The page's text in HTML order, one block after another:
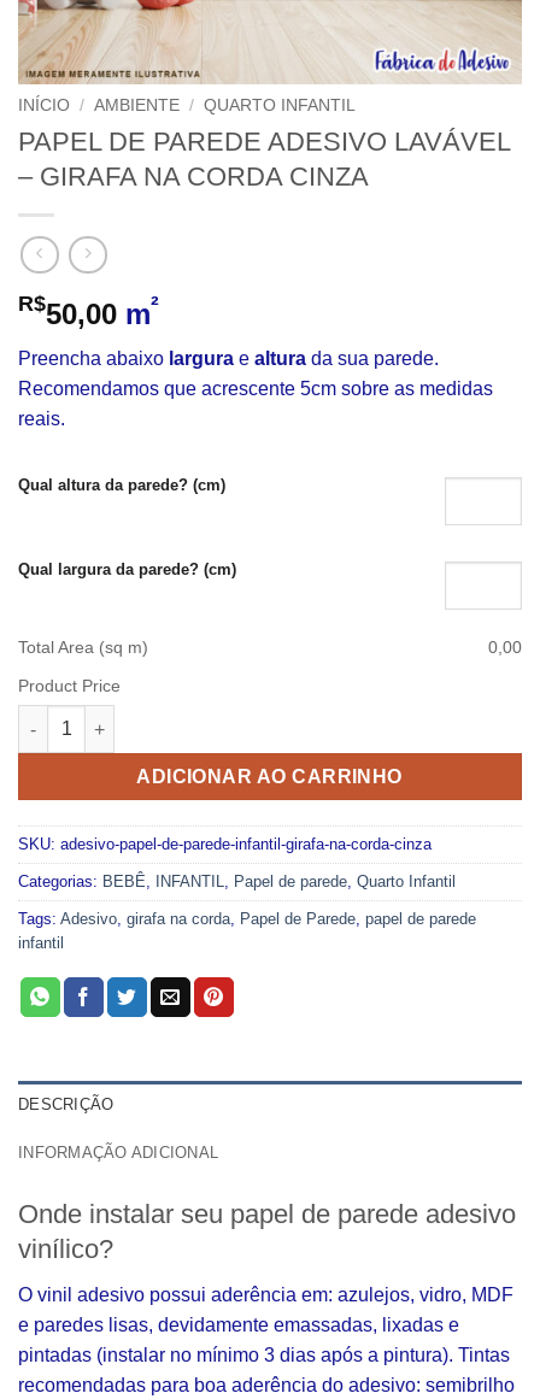
INÍCIO / AMBIENTE / QUARTO INFANTIL
PAPEL DE PAREDE ADESIVO LAVÁVEL
– GIRAFA NA CORDA CINZA
R$50,00 m²
Preencha abaixo largura e altura da sua parede.
Recomendamos que acrescente 5cm sobre as medidas
reais.
Qual altura da parede? (cm)
Qual largura da parede? (cm)
Total Area (sq m)
0,00
Product Price
PAPEL DE PAREDE ADESIVO LAVÁVEL - GIRAFA NA CORDA
ADICIONAR AO CARRINHO
SKU: adesivo-papel-de-parede-infantil-girafa-na-corda-cinza
Categorias: BEBÊ, INFANTIL, Papel de parede, Quarto Infantil
Tags: Adesivo, girafa na corda, Papel de Parede, papel de parede
infantil
DESCRIÇÃO
INFORMAÇÃO ADICIONAL
Onde instalar seu papel de parede adesivo
vinílico?
O vinil adesivo possui aderência em: azulejos, vidro, MDF
e paredes lisas, devidamente emassadas, lixadas e
pintadas (instalar no mínimo 3 dias após a pintura). Tintas
recomendadas para boa aderência do adesivo: semibrilho